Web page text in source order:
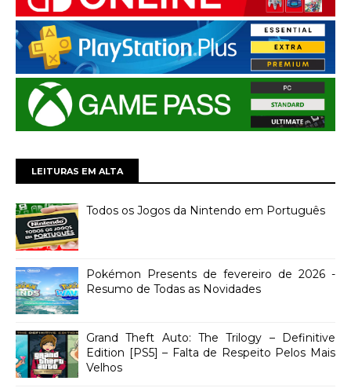
LEITURAS EM ALTA
Todos os Jogos da Nintendo em Português
Pokémon Presents de fevereiro de 2026 -
Resumo de Todas as Novidades
Grand Theft Auto: The Trilogy – Definitive
Edition [PS5] – Falta de Respeito Pelos Mais
Velhos